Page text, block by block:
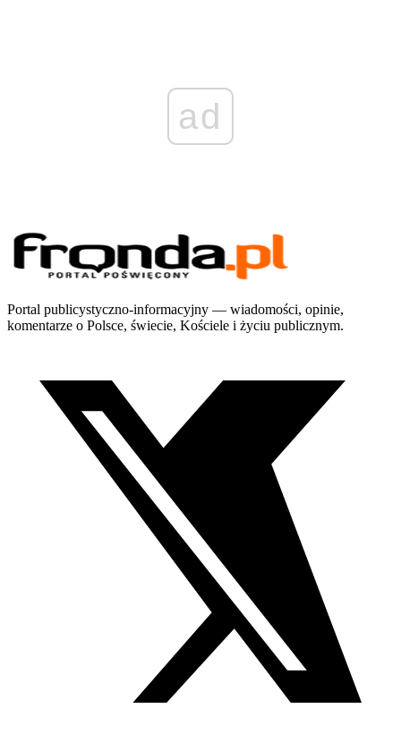
ad
Portal publicystyczno-informacyjny — wiadomości, opinie,
komentarze o Polsce, świecie, Kościele i życiu publicznym.